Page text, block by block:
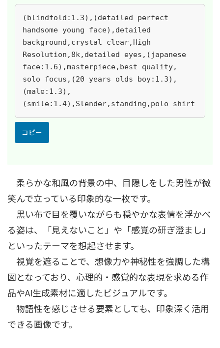
(blindfold:1.3),(detailed perfect
handsome young face),detailed
background,crystal clear,High
Resolution,8k,detailed eyes,(japanese
face:1.6),masterpiece,best quality,
solo focus,(20 years olds boy:1.3),
(male:1.3),
(smile:1.4),Slender,standing,polo shirt
コピー
柔らかな和風の背景の中、目隠しをした男性が微
笑んで立っている印象的な一枚です。
黒い布で目を覆いながらも穏やかな表情を浮かべ
る姿は、「見えないこと」や「感覚の研ぎ澄まし」
といったテーマを想起させます。
視覚を遮ることで、想像力や神秘性を強調した構
図となっており、心理的・感覚的な表現を求める作
品やAI生成素材に適したビジュアルです。
物語性を感じさせる要素としても、印象深く活用
できる画像です。